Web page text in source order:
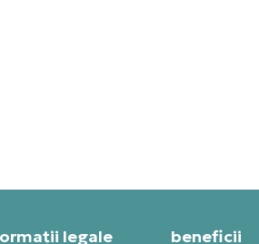
legale beneficii